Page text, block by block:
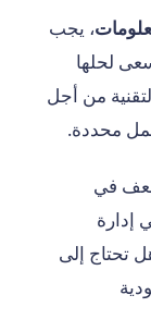
، يجب
لحلها
من أجل
محددة.
في
إدارة
تحتاج إلى